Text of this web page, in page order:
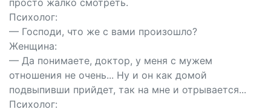
просто жалко смотреть.
Психолог:
— Господи, что же с вами произошло?
Женщина:
— Да понимаете, доктор, у меня с мужем
отношения не очень... Ну и он как домой
подвыпивши прийдет, так на мне и отрывается...
Психолог: